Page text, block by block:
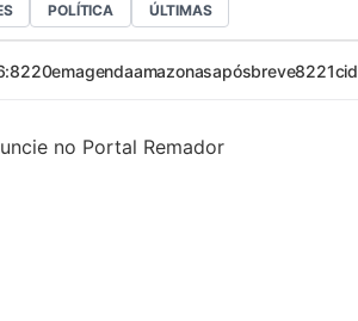
POLÍTICA ÚLTIMAS
8220emagendaamazonasapósbreve8221